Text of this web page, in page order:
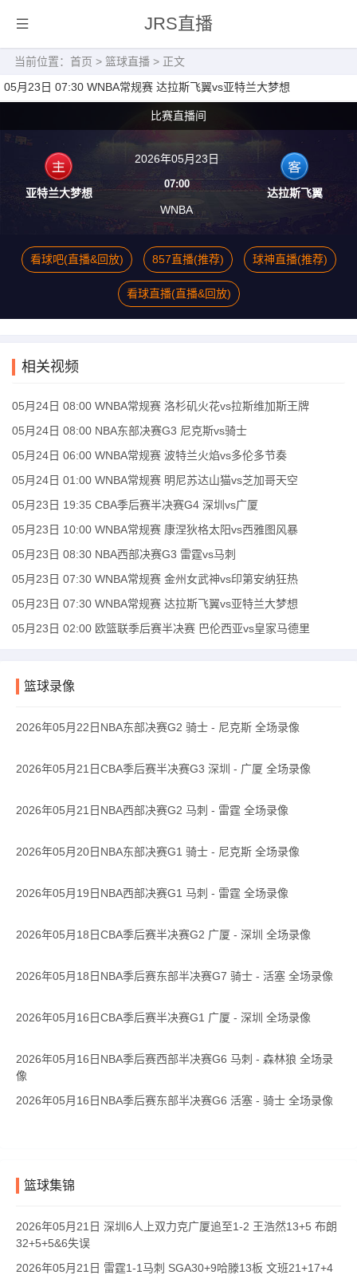
JRS直播
当前位置： 首页 > 篮球直播 > 正文
05月23日 07:30 WNBA常规赛 达拉斯飞翼vs亚特兰大梦想
比赛直播间
亚特兰大梦想
2026年05月23日
07:00
WNBA
达拉斯飞翼
看球吧(直播&回放) 857直播(推荐) 球神直播(推荐)
看球直播(直播&回放)
相关视频
05月24日 08:00 WNBA常规赛 洛杉矶火花vs拉斯维加斯王牌
05月24日 08:00 NBA东部决赛G3 尼克斯vs骑士
05月24日 06:00 WNBA常规赛 波特兰火焰vs多伦多节奏
05月24日 01:00 WNBA常规赛 明尼苏达山猫vs芝加哥天空
05月23日 19:35 CBA季后赛半决赛G4 深圳vs广厦
05月23日 10:00 WNBA常规赛 康涅狄格太阳vs西雅图风暴
05月23日 08:30 NBA西部决赛G3 雷霆vs马刺
05月23日 07:30 WNBA常规赛 金州女武神vs印第安纳狂热
05月23日 07:30 WNBA常规赛 达拉斯飞翼vs亚特兰大梦想
05月23日 02:00 欧篮联季后赛半决赛 巴伦西亚vs皇家马德里
篮球录像
2026年05月22日NBA东部决赛G2 骑士 - 尼克斯 全场录像
2026年05月21日CBA季后赛半决赛G3 深圳 - 广厦 全场录像
2026年05月21日NBA西部决赛G2 马刺 - 雷霆 全场录像
2026年05月20日NBA东部决赛G1 骑士 - 尼克斯 全场录像
2026年05月19日NBA西部决赛G1 马刺 - 雷霆 全场录像
2026年05月18日CBA季后赛半决赛G2 广厦 - 深圳 全场录像
2026年05月18日NBA季后赛东部半决赛G7 骑士 - 活塞 全场录像
2026年05月16日CBA季后赛半决赛G1 广厦 - 深圳 全场录像
2026年05月16日NBA季后赛西部半决赛G6 马刺 - 森林狼 全场录
像
2026年05月16日NBA季后赛东部半决赛G6 活塞 - 骑士 全场录像
篮球集锦
2026年05月21日 深圳6人上双力克广厦追至1-2 王浩然13+5 布朗
32+5+5&6失误
2026年05月21日 雷霆1-1马刺 SGA30+9哈滕13板 文班21+17+4